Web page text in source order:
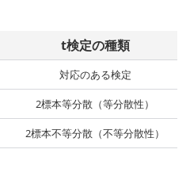
t検定の種類
対応のある検定
2標本等分散（等分散性）
2標本不等分散（不等分散性）